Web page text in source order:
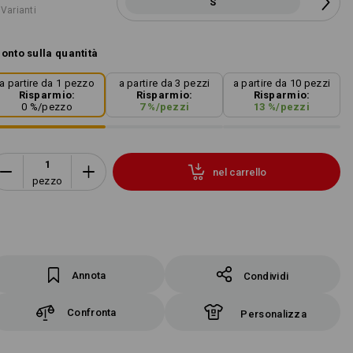
sulla quantità
a partire da 1 pezzo
Risparmio:
0 %/pezzo
a partire da 3 pezzi
Risparmio:
7%/pezzi
a partire da 10 pezzi
Risparmio:
13 %/pezzi
pezzo
nel carrello
Annota Condividi
Confronta Personalizza